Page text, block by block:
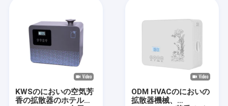
KWSのにおいの空気芳
香の拡散器のホテル
ODM HVACのにおいの
拡散器機械、